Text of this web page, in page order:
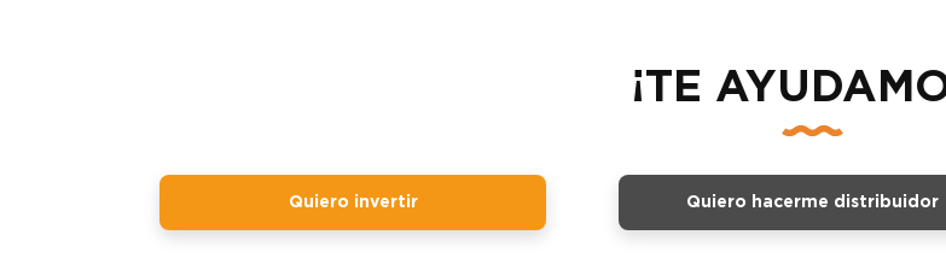
¡TE
Quiero invertir Quiero hacerme distribuidor